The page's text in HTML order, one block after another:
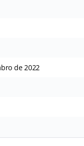
de 2022